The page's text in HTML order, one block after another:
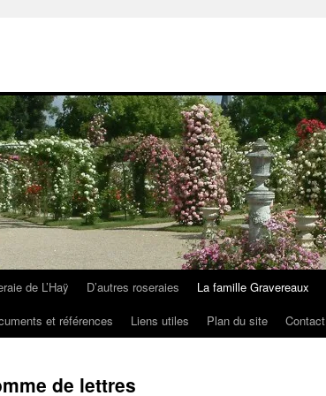
de L’Haÿ D’autres roseraies La famille Gravereaux
et références Liens utiles Plan du site Contact
de lettres